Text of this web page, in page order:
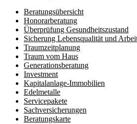
Beratungsübersicht
Honorar­beratung
Überprüfung Gesundheits­zustand
Sicherung Lebensqualität und
Traumzeit­planung
Traum vom Haus
Generationsberatung
Investment
Kapitalanlage-Immobilien
Edelmetalle
Servicepakete
Sachversicherungen
Beratungskarte